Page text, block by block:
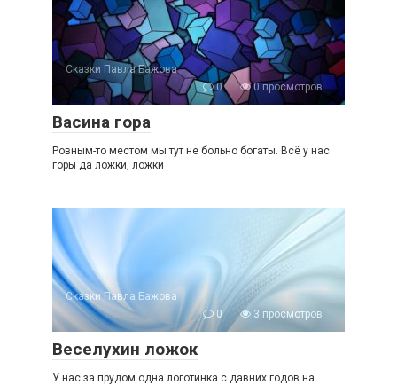
Сказки Павла Бажова
0
0 просмотров
Васина гора
Ровным-то местом мы тут не больно богаты. Всё у нас
горы да ложки, ложки
Сказки Павла Бажова
0
3 просмотров
Веселухин ложок
У нас за прудом одна логотинка с давних годов на